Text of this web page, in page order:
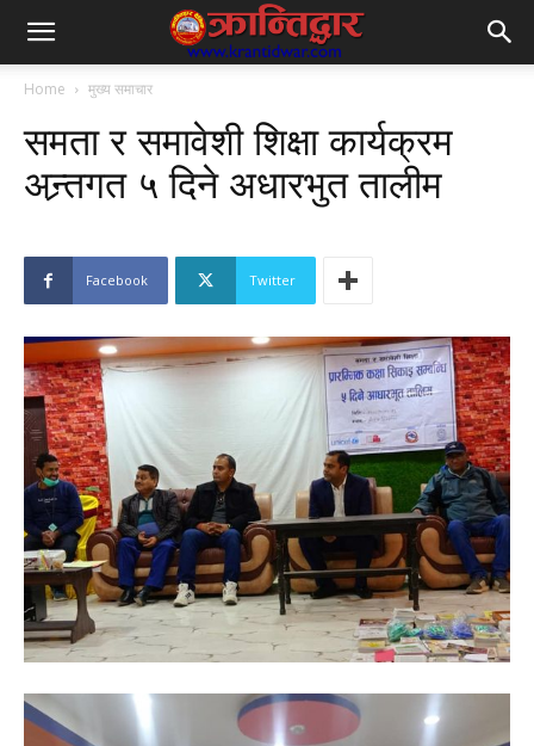
Home मुख्य समाचार
समता र समावेशी शिक्षा कार्यक्रम
अन्र्तगत ५ दिने अधारभुत तालीम
Facebook Twitter